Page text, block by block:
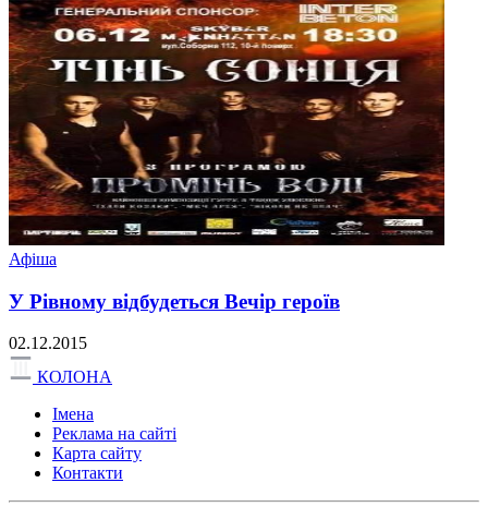
Афіша
У Рівному відбудеться Вечір героїв
02.12.2015
КОЛОНА
Імена
Реклама на сайті
Карта сайту
Контакти